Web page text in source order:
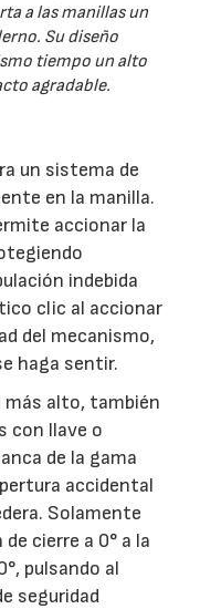
a las manillas un
Su diseño
tiempo un alto
agradable.
un sistema de
en la manilla.
accionar la
indebida
clic al accionar
del mecanismo,
haga sentir.
más alto, también
con llave o
de la gama
accidental
Solamente
cierre a 0° a la
pulsando al
seguridad